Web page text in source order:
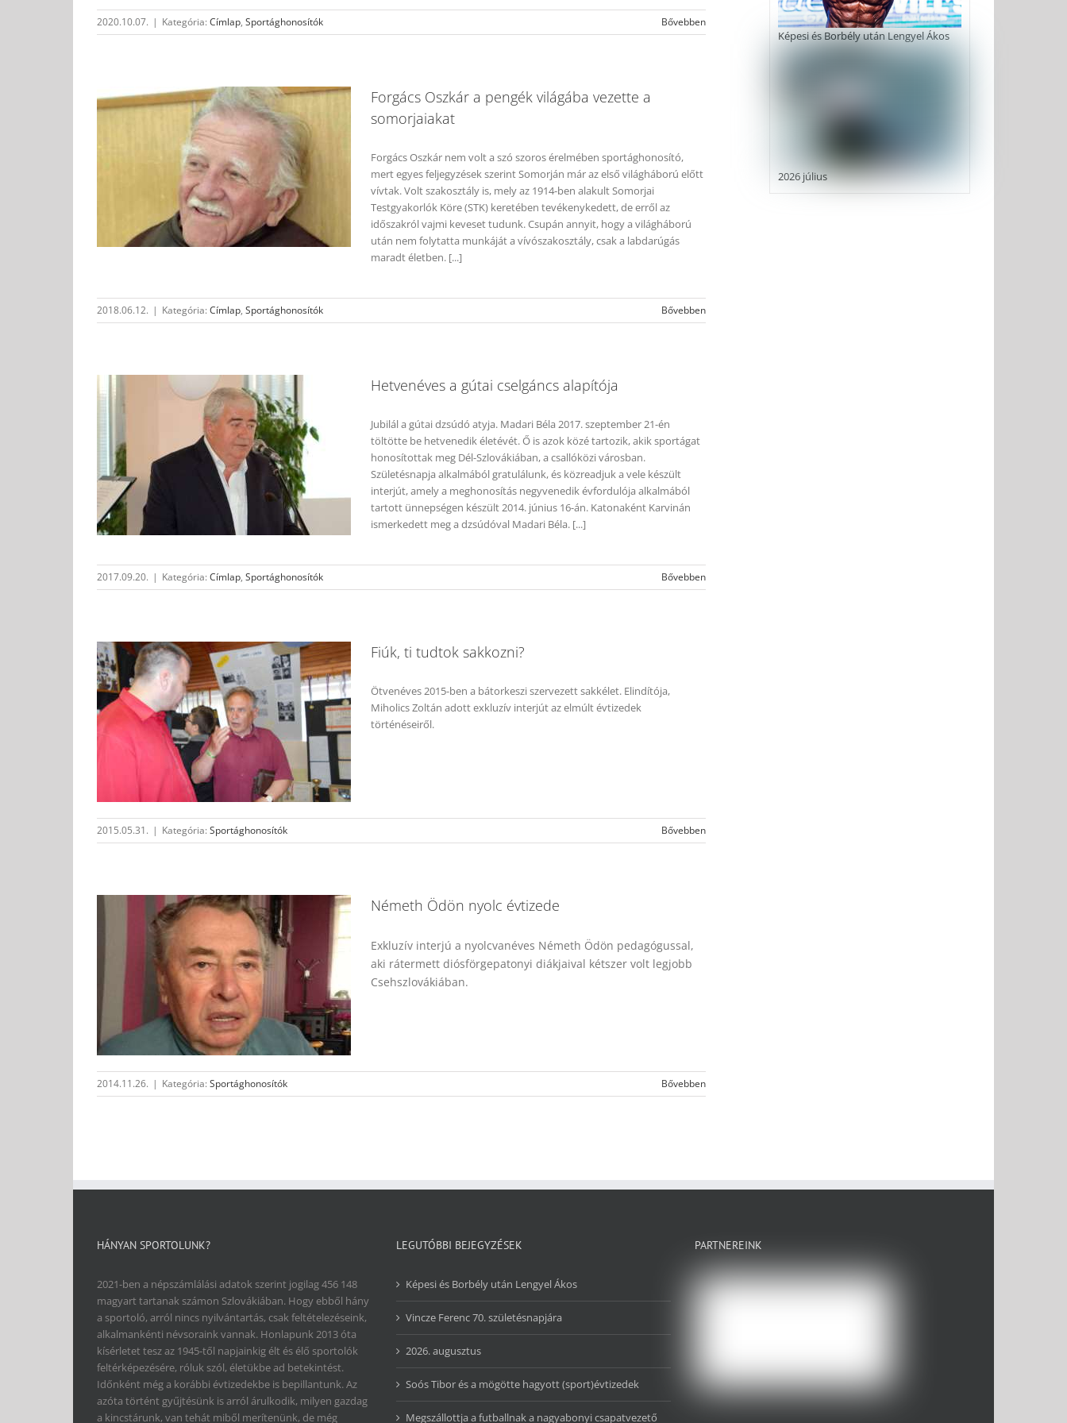
2020.10.07. | Kategória: Címlap, Sportághonosítók Bővebben
Forgács Oszkár a pengék világába vezette a
somorjaiakat
Forgács Oszkár nem volt a szó szoros érelmében sportághonosító,
mert egyes feljegyzések szerint Somorján már az első világháború előtt
vívtak. Volt szakosztály is, mely az 1914-ben alakult Somorjai
Testgyakorlók Köre (STK) keretében tevékenykedett, de erről az
időszakról vajmi keveset tudunk. Csupán annyit, hogy a világháború
után nem folytatta munkáját a vívószakosztály, csak a labdarúgás
maradt életben. [...]
2018.06.12. | Kategória: Címlap, Sportághonosítók Bővebben
Hetvenéves a gútai cselgáncs alapítója
Jubilál a gútai dzsúdó atyja. Madari Béla 2017. szeptember 21-én
töltötte be hetvenedik életévét. Ő is azok közé tartozik, akik sportágat
honosítottak meg Dél-Szlovákiában, a csallóközi városban.
Születésnapja alkalmából gratulálunk, és közreadjuk a vele készült
interjút, amely a meghonosítás negyvenedik évfordulója alkalmából
tartott ünnepségen készült 2014. június 16-án. Katonaként Karvinán
ismerkedett meg a dzsúdóval Madari Béla. [...]
2017.09.20. | Kategória: Címlap, Sportághonosítók Bővebben
Fiúk, ti tudtok sakkozni?
Ötvenéves 2015-ben a bátorkeszi szervezett sakkélet. Elindítója,
Miholics Zoltán adott exkluzív interjút az elmúlt évtizedek
történéseiről.
2015.05.31. | Kategória: Sportághonosítók Bővebben
Németh Ödön nyolc évtizede
Exkluzív interjú a nyolcvanéves Németh Ödön pedagógussal,
aki rátermett diósförgepatonyi diákjaival kétszer volt legjobb
Csehszlovákiában.
2014.11.26. | Kategória: Sportághonosítók Bővebben
Képesi és Borbély után Lengyel Ákos
2026 július
HÁNYAN SPORTOLUNK?
2021-ben a népszámlálási adatok szerint jogilag 456 148
magyart tartanak számon Szlovákiában. Hogy ebből hány
a sportoló, arról nincs nyilvántartás, csak feltételezéseink,
alkalmankénti névsoraink vannak. Honlapunk 2013 óta
kísérletet tesz az 1945-től napjainkig élt és élő sportolók
feltérképezésére, róluk szól, életükbe ad betekintést.
Időnként még a korábbi évtizedekbe is bepillantunk. Az
azóta történt gyűjtésünk is arról árulkodik, milyen gazdag
a kincstárunk, van tehát miből merítenünk, de még
LEGUTÓBBI BEJEGYZÉSEK
Képesi és Borbély után Lengyel Ákos
Vincze Ferenc 70. születésnapjára
2026. augusztus
Soós Tibor és a mögötte hagyott (sport)évtizedek
Megszállottja a futballnak a nagyabonyi csapatvezető
PARTNEREINK